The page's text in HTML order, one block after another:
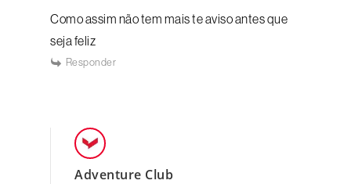
Como assim não tem mais te aviso antes que
seja feliz
Responder
Adventure Club